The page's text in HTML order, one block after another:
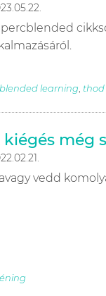
blended learning thod
kiégés még
vedd